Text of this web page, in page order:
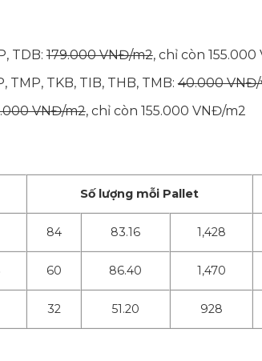
TDB:179.000 VNĐ/m2, chỉ còn
TKB, TIB, THB, TMB:40.000
VNĐ/m2, chỉ còn 155.000 VNĐ/m2
Số lượng mỗi Pallet
84 83.16 1,428
60 86.40 1,470
32 51.20 928